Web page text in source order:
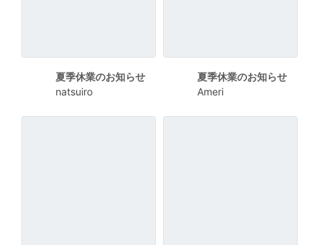
夏季休業のお知らせ
natsuiro
夏季休業のお知らせ
Ameri